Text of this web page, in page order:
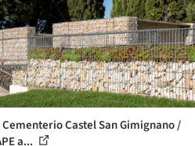
Castel San Gimignano /
a...